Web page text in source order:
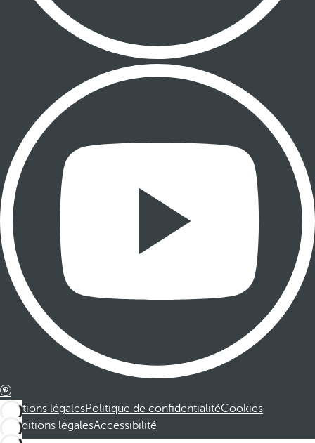
Mentions légalesPolitique de confidentialitéCookies
Conditions légalesAccessibilité